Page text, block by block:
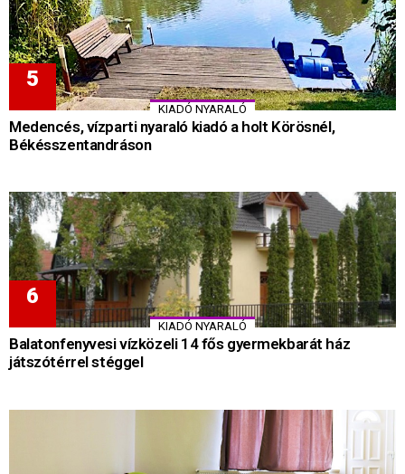
KIADÓ NYARALÓ
Medencés, vízparti nyaraló kiadó a holt Körösnél,
Békésszentandráson
KIADÓ NYARALÓ
Balatonfenyvesi vízközeli 14 fős gyermekbarát ház
játszótérrel stéggel